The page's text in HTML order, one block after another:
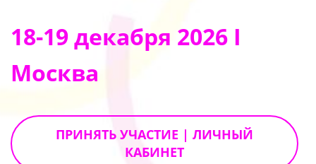
18-19 декабря 2026 I
Москва
ПРИНЯТЬ УЧАСТИЕ | ЛИЧНЫЙ
КАБИНЕТ